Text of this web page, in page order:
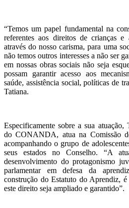
“Temos um papel fundamental na
referentes aos direitos de crianças e
através do nosso carisma, para uma
não temos outros interesses a não ser
em nossas obras sociais não seja
possam garantir acesso aos
saúde, assistência social, políticas de
Tatiana.
Especificamente sobre a sua atuação,
do CONANDA, atua na Comissão
acompanhando o grupo de
seus estados no Conselho. “A
desenvolvimento do protagonismo
parlamentar em defesa da
construção do Estatuto do Aprendiz,
este direito seja ampliado e garantido”.